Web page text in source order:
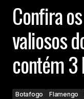
Confira
valiosos
contém
Botafogo Flamengo